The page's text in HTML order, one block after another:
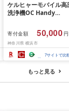
ケルヒャーモバイル高
洗浄機OC Handy
神奈川県 横浜市 生活
電 日用品 人気 おすす
送料無料 掃除 便利 コ
パクト 高圧洗浄機 ポ
タブル清掃 泡洗浄 家
ラク ベランダ掃除
寄付金額 50,000
神奈川県 横浜市
7サイトで比
もっと見る